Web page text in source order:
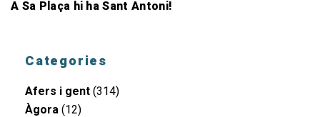
A Sa Plaça hi ha Sant Antoni!
Categories
Afers i gent (314)
Àgora (12)